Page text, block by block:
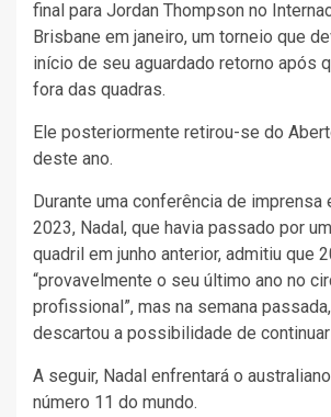
final para Jordan Thompson no
Brisbane em janeiro, um torneio que
início de seu aguardado retorno após
fora das quadras.
Ele posteriormente retirou-se do
deste ano.
Durante uma conferência de imprensa
2023, Nadal, que havia passado por
quadril em junho anterior, admitiu que
“provavelmente o seu último ano no
profissional”, mas na semana
descartou a possibilidade de
A seguir, Nadal enfrentará o
número 11 do mundo.